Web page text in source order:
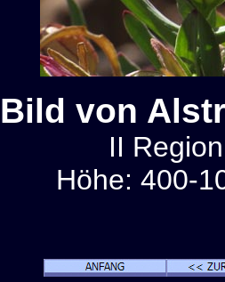
Bild von
II
Höhe: 400-